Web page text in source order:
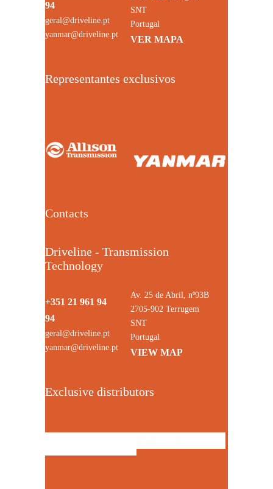
94
geral@driveline.pt
yanmar@driveline.pt
SNT
Portugal
VER MAPA
Representantes exclusivos
Contacts
Driveline - Transmission
Technology
+351 21 961 94
94
geral@driveline.pt
yanmar@driveline.pt
Av. 25 de Abril, nº93B
2705-902 Terrugem
SNT
Portugal
VIEW MAP
Exclusive distributors